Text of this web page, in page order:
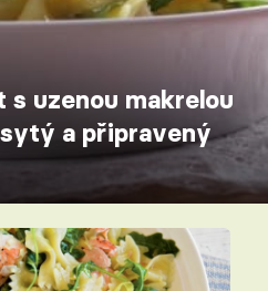
uzenou makrelou
a připravený